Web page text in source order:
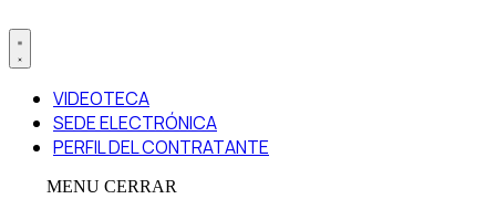
VIDEOTECA
SEDE ELECTRÓNICA
PERFIL DEL CONTRATANTE
MENU CERRAR